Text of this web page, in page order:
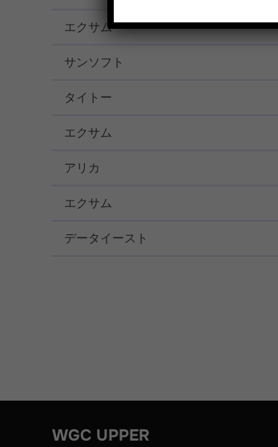
エクサム
サンソフト
タイトー
エクサム
アリカ
エクサム
データイースト
WGC UPPER